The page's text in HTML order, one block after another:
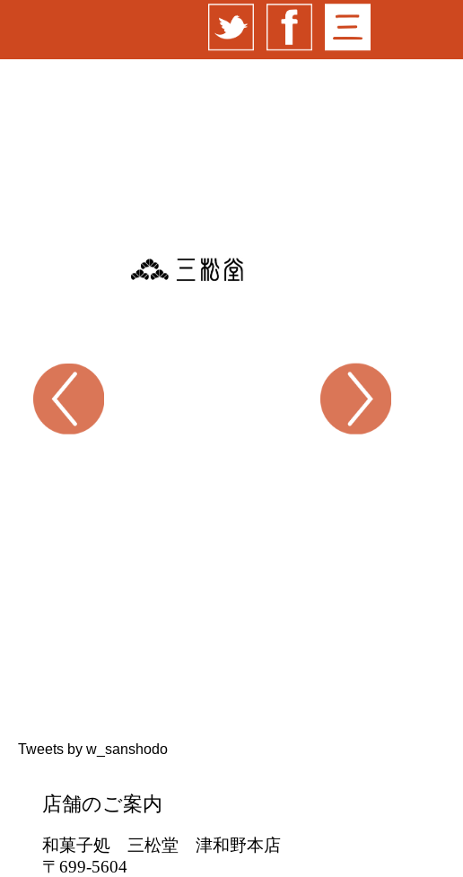
Tweets by w_sanshodo
店舗のご案内
和菓子処 三松堂 津和野本店
〒699-5604